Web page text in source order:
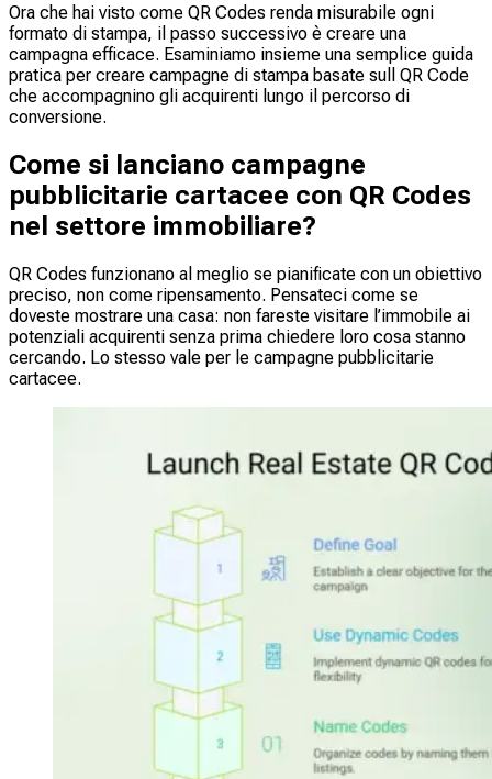
Ora che hai visto come QR Codes renda misurabile ogni
formato di stampa, il passo successivo è creare una
campagna efficace. Esaminiamo insieme una semplice guida
pratica per creare campagne di stampa basate sull QR Code
che accompagnino gli acquirenti lungo il percorso di
conversione.
Come si lanciano campagne
pubblicitarie cartacee con QR Codes
nel settore immobiliare?
QR Codes funzionano al meglio se pianificate con un obiettivo
preciso, non come ripensamento. Pensateci come se
doveste mostrare una casa: non fareste visitare l’immobile ai
potenziali acquirenti senza prima chiedere loro cosa stanno
cercando. Lo stesso vale per le campagne pubblicitarie
cartacee.